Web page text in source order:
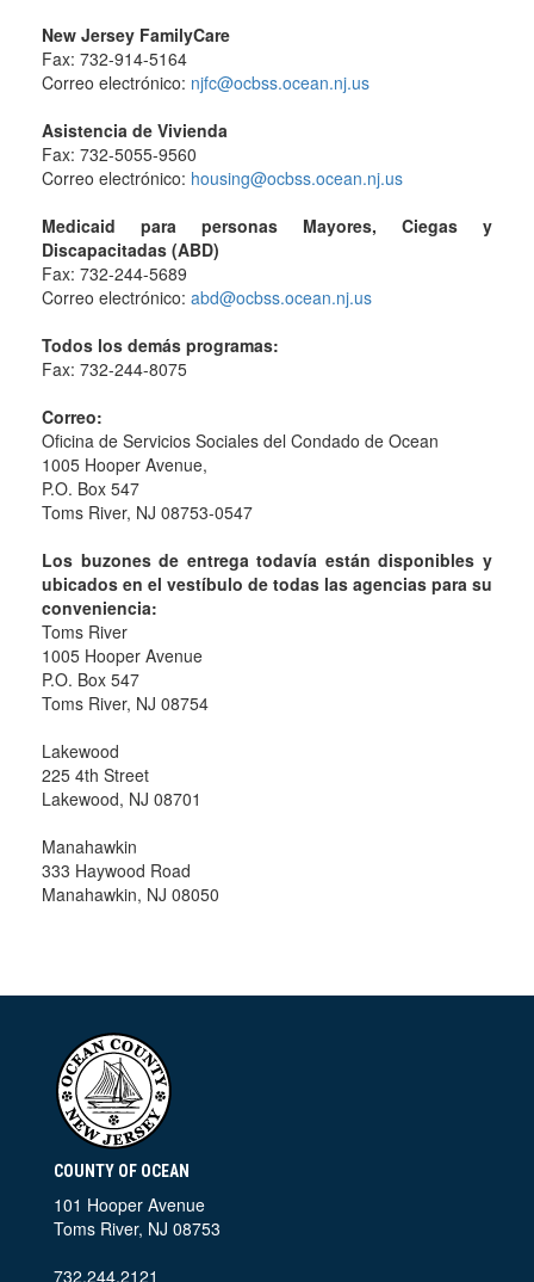
New Jersey FamilyCare
Fax: 732-914-5164
Correo electrónico: njfc@ocbss.ocean.nj.us
Asistencia de Vivienda
Fax: 732-5055-9560
Correo electrónico: housing@ocbss.ocean.nj.us
Medicaid para personas Mayores, Ciegas y
Discapacitadas (ABD)
Fax: 732-244-5689
Correo electrónico: abd@ocbss.ocean.nj.us
Todos los demás programas:
Fax: 732-244-8075
Correo:
Oficina de Servicios Sociales del Condado de Ocean
1005 Hooper Avenue,
P.O. Box 547
Toms River, NJ 08753-0547
Los buzones de entrega todavía están disponibles y
ubicados en el vestíbulo de todas las agencias para su
conveniencia:
Toms River
1005 Hooper Avenue
P.O. Box 547
Toms River, NJ 08754
Lakewood
225 4th Street
Lakewood, NJ 08701
Manahawkin
333 Haywood Road
Manahawkin, NJ 08050
COUNTY OF OCEAN
101 Hooper Avenue
Toms River, NJ 08753
732.244.2121